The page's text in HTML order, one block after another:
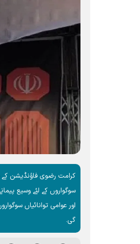
کرامت رضوی فاؤنڈیشن کے
سوگواروں کے لئے وسیع
اور عوامی توانائیاں
گی۔